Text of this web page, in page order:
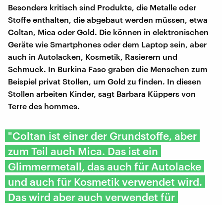
Besonders kritisch sind Produkte, die Metalle oder
Stoffe enthalten, die abgebaut werden müssen, etwa
Coltan, Mica oder Gold. Die können in elektronischen
Geräte wie Smartphones oder dem Laptop sein, aber
auch in Autolacken, Kosmetik, Rasierern und
Schmuck. In Burkina Faso graben die Menschen zum
Beispiel privat Stollen, um Gold zu finden. In diesen
Stollen arbeiten Kinder, sagt Barbara Küppers von
Terre des hommes.
"Coltan ist einer der Grundstoffe, aber
zum Teil auch Mica. Das ist ein
Glimmermetall, das auch für Autolacke
und auch für Kosmetik verwendet wird.
Das wird aber auch verwendet für